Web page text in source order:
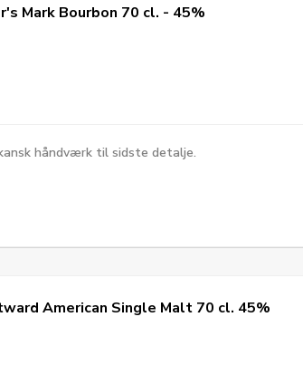
Mark Bourbon 70 cl. - 45%
håndværk til sidste detalje.
American Single Malt 70 cl. 45%